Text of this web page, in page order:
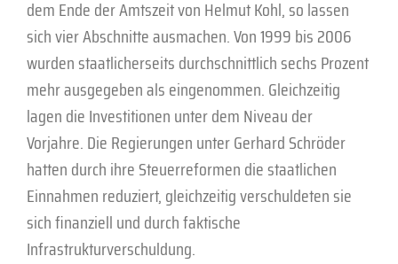
dem Ende der Amtszeit von Helmut Kohl, so lassen
sich vier Abschnitte ausmachen. Von 1999 bis 2006
wurden staatlicherseits durchschnittlich sechs Prozent
mehr ausgegeben als eingenommen. Gleichzeitig
lagen die Investitionen unter dem Niveau der
Vorjahre. Die Regierungen unter Gerhard Schröder
hatten durch ihre Steuerreformen die staatlichen
Einnahmen reduziert, gleichzeitig verschuldeten sie
sich finanziell und durch faktische
Infrastrukturverschuldung.